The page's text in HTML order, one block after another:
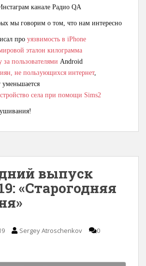
канале Радио QA
мы говорим о том, что нам интересно
про уязвимость в iPhone
эталон килограмма
за пользователями Android
не пользующихся интернет,
села при помощи Sims2
выпуск
«Старогодняя
Sergey Atroschenkov
0